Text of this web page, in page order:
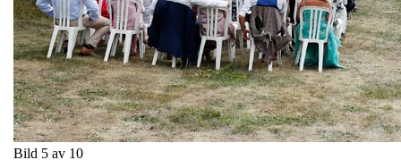
Bild 5 av 10